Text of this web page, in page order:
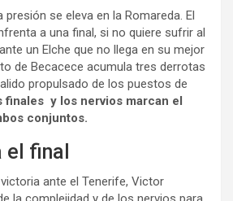
presión se eleva en la Romareda. El
a una final, si no quiere sufrir al
un Elche que no llega en su mejor
de Becacece acumula tres derrotas
propulsado de los puestos de
finales y los nervios marcan el
conjuntos.
final
ante el Tenerife, Victor